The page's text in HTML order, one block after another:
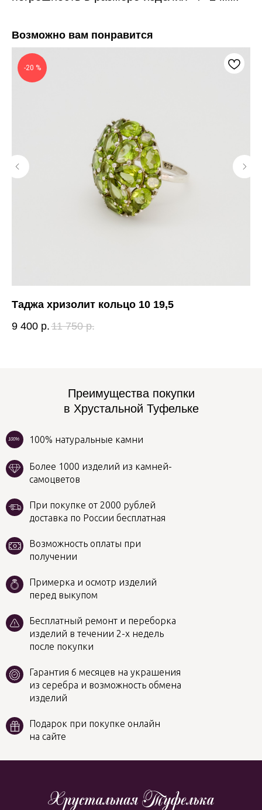
Возможно вам понравится
-20 %
Таджа хризолит кольцо 10 19,5
9 400 р. 11 750 р.
100% натуральные камни
100%
Преимущества покупки
в Хрустальной Туфельке
Бесплатный ремонт и переборка
изделий в течении 2-х недель
после покупки
Примерка и осмотр изделий
перед выкупом
Более 1000 изделий из камней-
самоцветов
Гарантия 6 месяцев на украшения
из серебра и возможность обмена
изделий
Возможность оплаты при
получении
При покупке от 2000 рублей
доставка по России бесплатная
Подарок при покупке онлайн
на сайте